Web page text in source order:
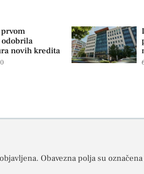
novih kredita
Obavezna polja su označena